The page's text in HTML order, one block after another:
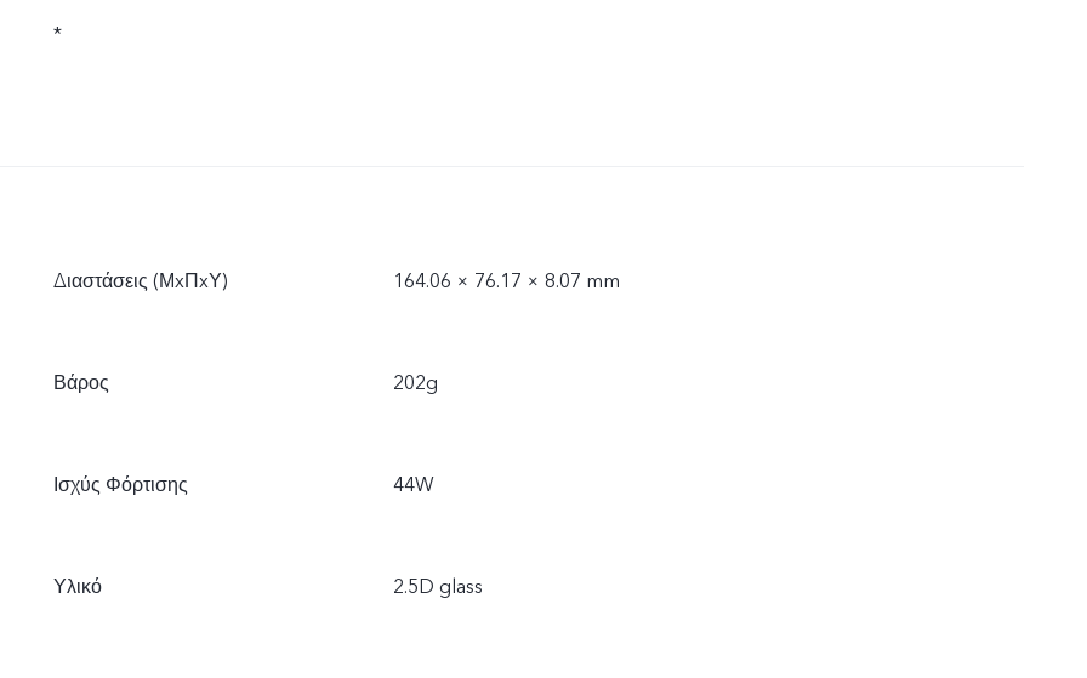
*
Διαστάσεις (ΜxΠxΥ) 164.06 × 76.17 × 8.07 mm
Βάρος 202g
Ισχύς Φόρτισης 44W
Υλικό 2.5D glass